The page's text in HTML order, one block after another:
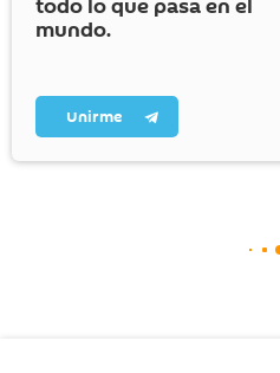
todo lo que pasa en el
mundo.
Unirme